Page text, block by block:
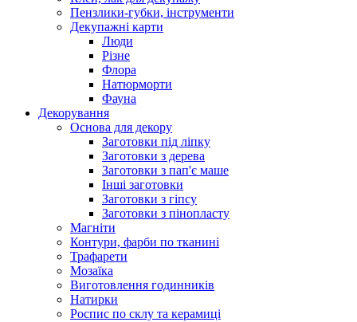
Пензлики-губки, інструменти
Декупажні карти
Люди
Різне
Флора
Натюрморти
Фауна
Декорування
Основа для декору
Заготовки під ліпку
Заготовки з дерева
Заготовки з пап'є маше
Інші заготовки
Заготовки з гіпсу
Заготовки з пінопласту
Магніти
Контури, фарби по тканині
Трафарети
Мозаїка
Виготовлення годинників
Натирки
Роспис по склу та керамиці